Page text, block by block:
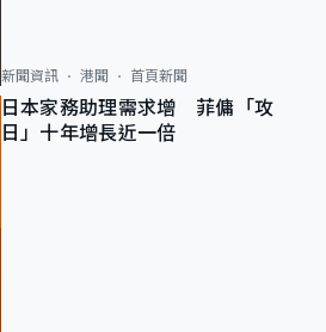
新聞資訊 港聞 首頁新聞
日本家務助理需求增 菲傭「攻
日」十年增長近一倍